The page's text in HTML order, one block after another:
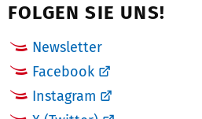
FOLGEN SIE UNS!
Newsletter
Facebook
Instagram